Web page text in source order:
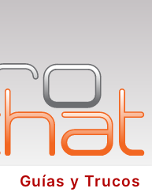
Guías y Trucos